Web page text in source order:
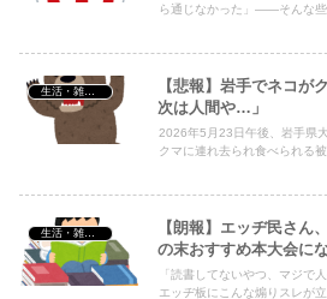
ら通じなかった」——そんな些
【悲報】岩手でネコ
次は人間や…」
2026年5月23日午後、岩手県
クマに連れ去られ食べられる被
【朗報】エッヂ民さ
の末おすすめ本大会に
「読書してないやつ、マジ
エッヂ板にこんな煽りスレが立